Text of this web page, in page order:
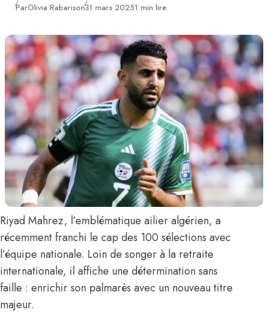
ParOlivia RabarisonPublié
31 mars 20251 min lire
Riyad Mahrez, l’emblématique ailier algérien, a
récemment franchi le cap des 100 sélections avec
l’équipe nationale. Loin de songer à la retraite
internationale, il affiche une détermination sans
faille : enrichir son palmarès avec un nouveau titre
majeur.